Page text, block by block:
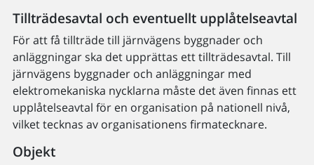
Tillträdesavtal och eventuellt upplåtelseavtal
För att få tillträde till järnvägens byggnader och
anläggningar ska det upprättas ett tillträdesavtal. Till
järnvägens byggnader och anläggningar med
elektromekaniska nycklarna måste det även finnas ett
upplåtelseavtal för en organisation på nationell nivå,
vilket tecknas av organisationens firmatecknare.
Objekt